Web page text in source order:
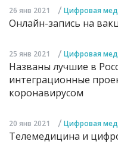
26 янв 2021 / Цифровая
Онлайн-запись на
25 янв 2021 / Цифровая
Названы лучшие в
интеграционные
коронавирусом
20 янв 2021 / Цифровая
Телемедицина и